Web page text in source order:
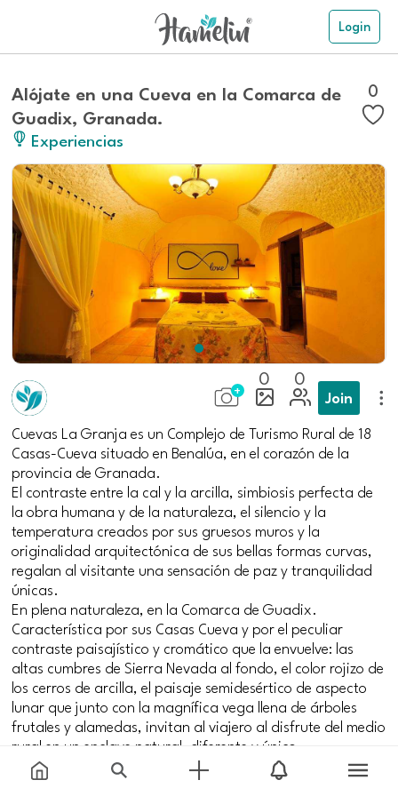
Login
Alójate en una Cueva en la Comarca de
Guadix, Granada.
Experiencias
0
0 0
Join
Cuevas La Granja es un Complejo de Turismo Rural de 18
Casas-Cueva situado en Benalúa, en el corazón de la
provincia de Granada.
El contraste entre la cal y la arcilla, simbiosis perfecta de
la obra humana y de la naturaleza, el silencio y la
temperatura creados por sus gruesos muros y la
originalidad arquitectónica de sus bellas formas curvas,
regalan al visitante una sensación de paz y tranquilidad
únicas.
En plena naturaleza, en la Comarca de Guadix.
Característica por sus Casas Cueva y por el peculiar
contraste paisajístico y cromático que la envuelve: las
altas cumbres de Sierra Nevada al fondo, el color rojizo de
los cerros de arcilla, el paisaje semidesértico de aspecto
lunar que junto con la magnífica vega llena de árboles
frutales y alamedas, invitan al viajero al disfrute del medio
rural en un enclave natural, diferente y único.